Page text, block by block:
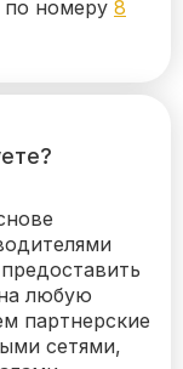
по номеру 8
любую
партнерские
сетями,